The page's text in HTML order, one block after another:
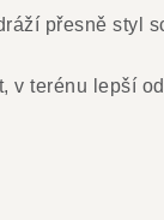
přesně styl
v terénu lepší